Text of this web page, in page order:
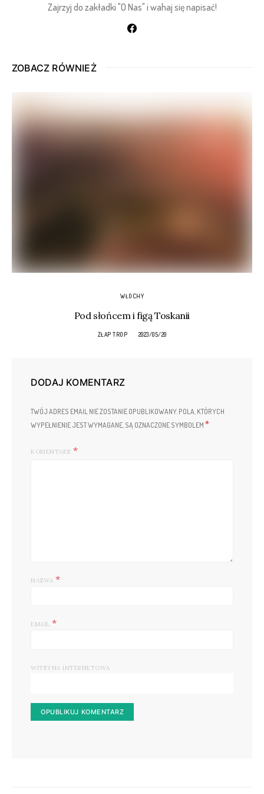
Zajrzyj do zakładki "O Nas" i wahaj się napisać!
ZOBACZ RÓWNIEŻ
WŁOCHY
Pod słońcem i figą Toskanii
ZŁAP TROP 2023/05/20
DODAJ KOMENTARZ
TWÓJ ADRES EMAIL NIE ZOSTANIE OPUBLIKOWANY. POLA, KTÓRYCH
WYPEŁNIENIE JEST WYMAGANE, SĄ OZNACZONE SYMBOLEM *
KOMENTARZ
NAZWA *
EMAIL *
WITRYNA INTERNETOWA